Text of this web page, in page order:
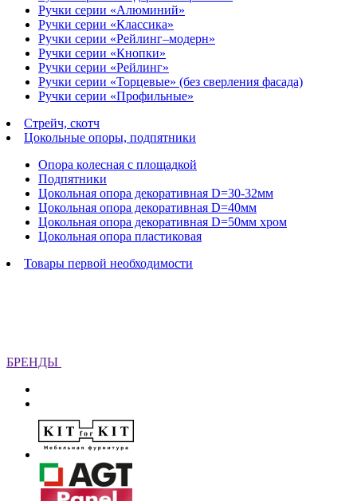
Ручки серии «Алюминий»
Ручки серии «Классика»
Ручки серии «Рейлинг–модерн»
Ручки серии «Кнопки»
Ручки серии «Рейлинг»
Ручки серии «Торцевые» (без сверления фасада)
Ручки серии «Профильные»
Стрейч, скотч
Цокольные опоры, подпятники
Опора колесная с площадкой
Подпятники
Цокольная опора декоративная D=30-32мм
Цокольная опора декоративная D=40мм
Цокольная опора декоративная D=50мм хром
Цокольная опора пластиковая
Товары первой необходимости
БРЕНДЫ